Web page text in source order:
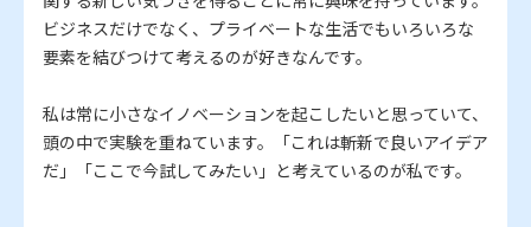
ビジネスだけでなく、プライベートな生活でもいろいろな
要素を結びつけて考えるのが好きなんです。
私は常に小さなイノベーションを起こしたいと思っていて、
頭の中で実験を重ねています。「これは斬新で良いアイデア
だ」「ここで今試してみたい」と考えているのが私です。